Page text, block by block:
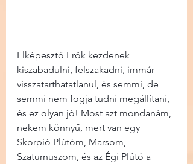
Elképesztő Erők kezdenek
kiszabadulni, felszakadni, immár
visszatarthatatlanul, és semmi, de
semmi nem fogja tudni megállítani,
és ez olyan jó! Most azt mondanám,
nekem könnyű, mert van egy
Skorpió Plútóm, Marsom,
Szaturnuszom, és az Égi Plútó a